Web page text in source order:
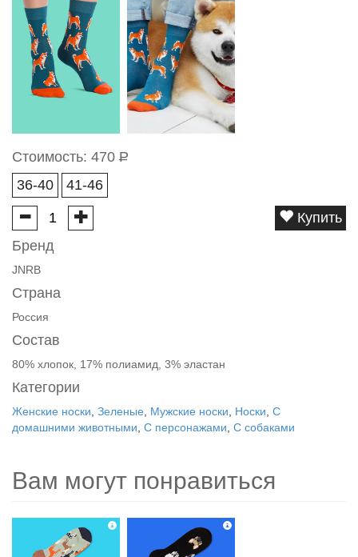
Стоимость: 470 Р
36-40
41-46
Купить
Бренд
JNRB
Страна
Россия
Состав
80% хлопок, 17% полиамид, 3% эластан
Категории
Женские носки Зеленые Мужские носки Носки С
домашними животными С персонажами С собаками
Вам могут понравиться